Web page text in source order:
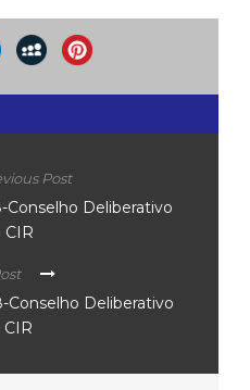
Post
Conselho Deliberativo
CIR
Conselho Deliberativo
CIR